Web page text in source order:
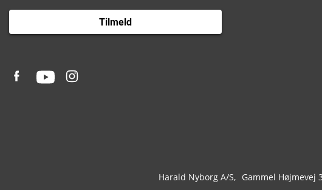
Tilmeld
Harald Nyborg A/S Gammel Højmevej